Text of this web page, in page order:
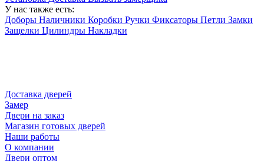
У нас также есть:
Доборы Наличники Коробки Ручки Фиксаторы Петли Замки
Защелки Цилиндры Накладки
Доставка дверей
Замер
Двери на заказ
Магазин готовых дверей
Наши работы
О компании
Двери оптом